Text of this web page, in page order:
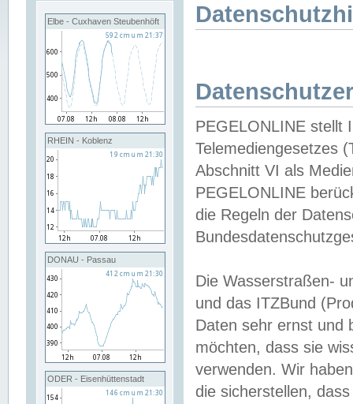
Elbe - Cuxhaven Steubenhöft
RHEIN - Koblenz
DONAU - Passau
ODER - Eisenhüttenstadt
PEGELONLINE stellt
Telemediengesetzes
Abschnitt VI als
PEGELONLINE
die Regeln der
Die Wasserstraßen-
und das ITZBund
Daten sehr ernst und
möchten, dass sie
verwenden. Wir
die sicherstellen,